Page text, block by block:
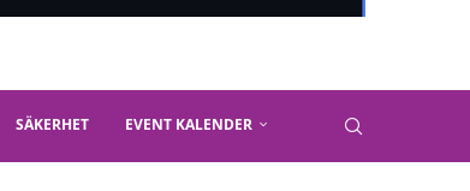
SÄKERHET EVENT KALENDER